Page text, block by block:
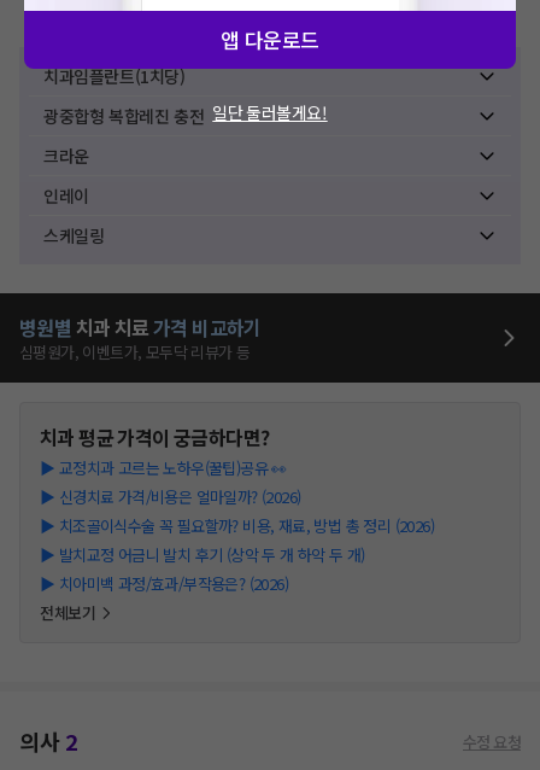
치과임플란트(1치당)
광중합형 복합레진 충전
크라운
인레이
스케일링
병원별 치과 치료가격 비교하기
심평원가, 이벤트가, 모두닥 리뷰가 등
치과평균 가격이 궁금하다면?
▶ 교정치과 고르는 노하우(꿀팁)공유 👀
▶ 신경치료 가격/비용은 얼마일까? (2026)
▶ 치조골이식수술 꼭 필요할까? 비용, 재료, 방법 총 정리 (2026)
▶ 발치교정 어금니 발치 후기 (상악 두 개 하악 두 개)
▶ 치아미백 과정/효과/부작용은? (2026)
전체보기
의사2 수정 요청
앱 다운로드
일단 둘러볼게요!